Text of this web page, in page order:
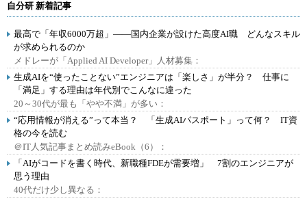
自分研 新着記事
最高で「年収6000万超」――国内企業が設けた高度AI職 どんなスキル
が求められるのか
メドレーが「Applied AI Developer」人材募集：
生成AIを“使ったことない”エンジニアは「楽しさ」が半分？ 仕事に
「満足」する理由は年代別でこんなに違った
20～30代が最も「やや不満」が多い：
“応用情報が消える”って本当？ 「生成AIパスポート」って何？ IT資
格の今を読む
＠IT人気記事まとめ読みeBook（6）：
「AIがコードを書く時代、新職種FDEが需要増」 7割のエンジニアが
思う理由
40代だけ少し異なる：